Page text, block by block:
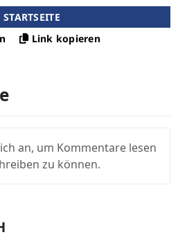
STARTSEITE
Link kopieren
an, um Kommentare lesen
zu können.